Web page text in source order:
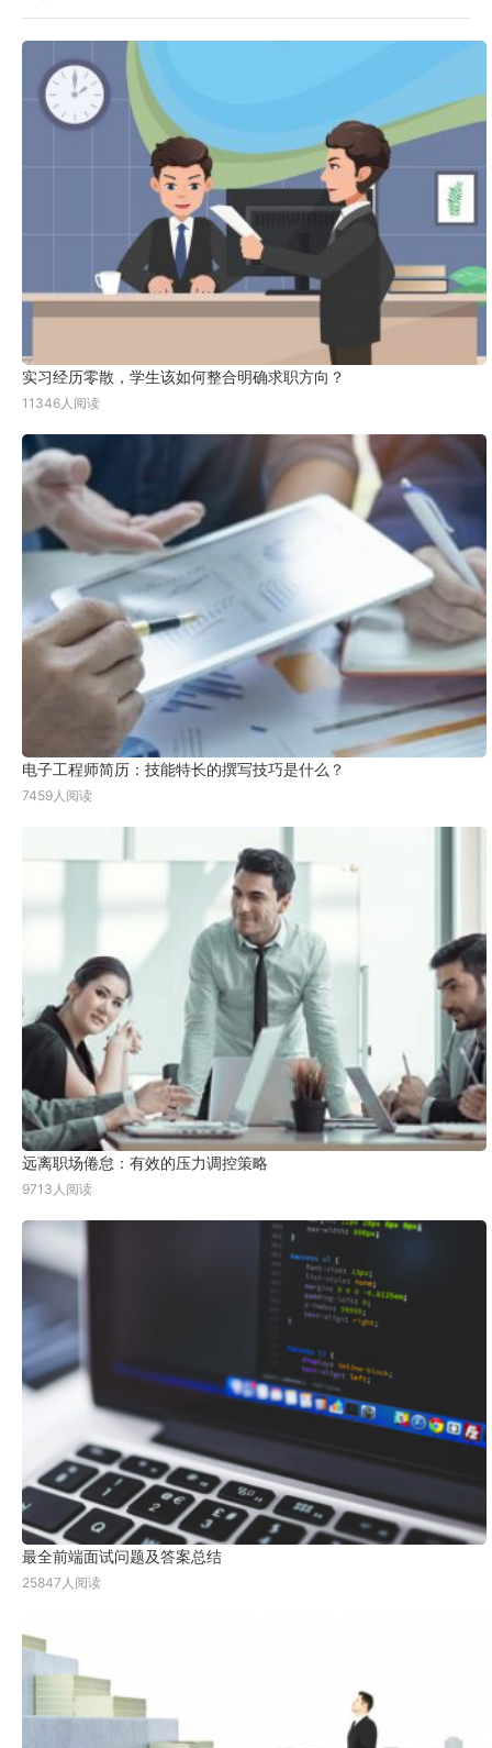
实习经历零散，学生该如何整合明确求职方向？
11346人阅读
电子工程师简历：技能特长的撰写技巧是什么？
7459人阅读
远离职场倦怠：有效的压力调控策略
9713人阅读
最全前端面试问题及答案总结
25847人阅读